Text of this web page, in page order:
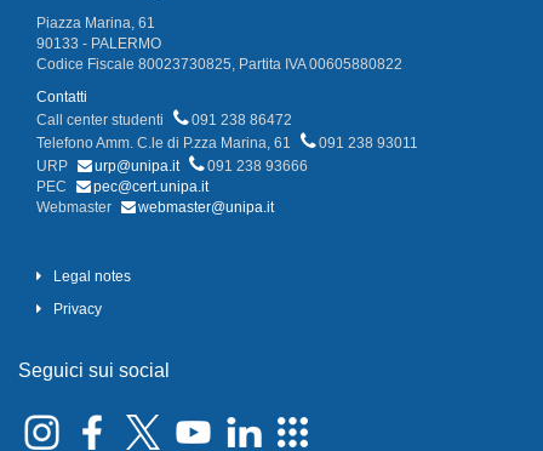
Piazza Marina, 61
90133 - PALERMO
Codice Fiscale 80023730825, Partita IVA 00605880822
Contatti
Call center studenti
091 238 86472
Telefono Amm. C.le di P.zza Marina, 61
091 238 93011
URP
urp@unipa.it
091 238 93666
PEC
pec@cert.unipa.it
Webmaster
webmaster@unipa.it
Legal notes
Privacy
Seguici sui social